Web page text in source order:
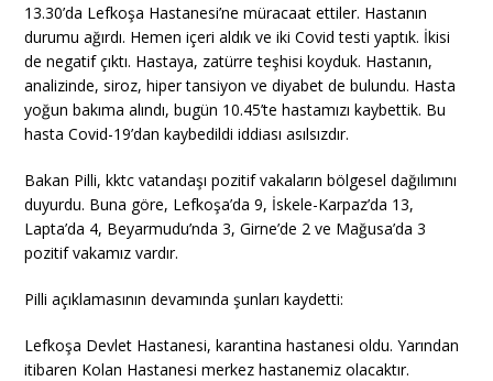
13.30’da Lefkoşa Hastanesi’ne müracaat ettiler. Hastanın
durumu ağırdı. Hemen içeri aldık ve iki Covid testi yaptık. İkisi
de negatif çıktı. Hastaya, zatürre teşhisi koyduk. Hastanın,
analizinde, siroz, hiper tansiyon ve diyabet de bulundu. Hasta
yoğun bakıma alındı, bugün 10.45’te hastamızı kaybettik. Bu
hasta Covid-19’dan kaybedildi iddiası asılsızdır.
Bakan Pilli, kktc vatandaşı pozitif vakaların bölgesel dağılımını
duyurdu. Buna göre, Lefkoşa’da 9, İskele-Karpaz’da 13,
Lapta’da 4, Beyarmudu’nda 3, Girne’de 2 ve Mağusa’da 3
pozitif vakamız vardır.
Pilli açıklamasının devamında şunları kaydetti:
Lefkoşa Devlet Hastanesi, karantina hastanesi oldu. Yarından
itibaren Kolan Hastanesi merkez hastanemiz olacaktır.